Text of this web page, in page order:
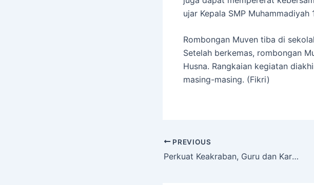
ujar Kepala SMP Muhammadiyah
Rombongan Muven tiba di
Setelah berkemas, rombongan
Husna. Rangkaian kegiatan
masing-masing. (Fikri)
PREVIOUS
Perkuat Keakraban, Guru dan Karyawan Muven Tukar Kado